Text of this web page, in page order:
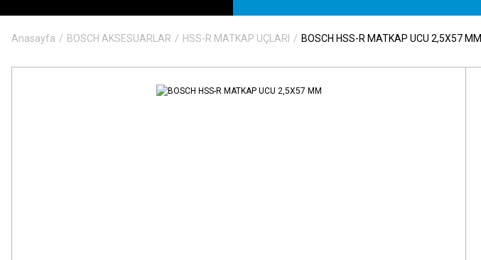
Anasayfa BOSCH AKSESUARLAR HSS-R MATKAP UÇLARI BOSCH HSS-R MATKAP UCU 2,5X57 MM